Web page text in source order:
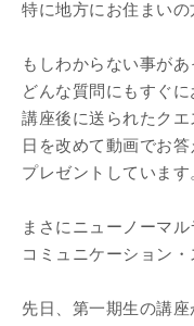
特に地方にお住まいの
もしわからない事が
どんな質問にもすぐ
講座後に送られたクエ
日を改めて動画でお
プレゼントしています
まさにニューノーマ
コミュニケーション・
先日、第一期生の講